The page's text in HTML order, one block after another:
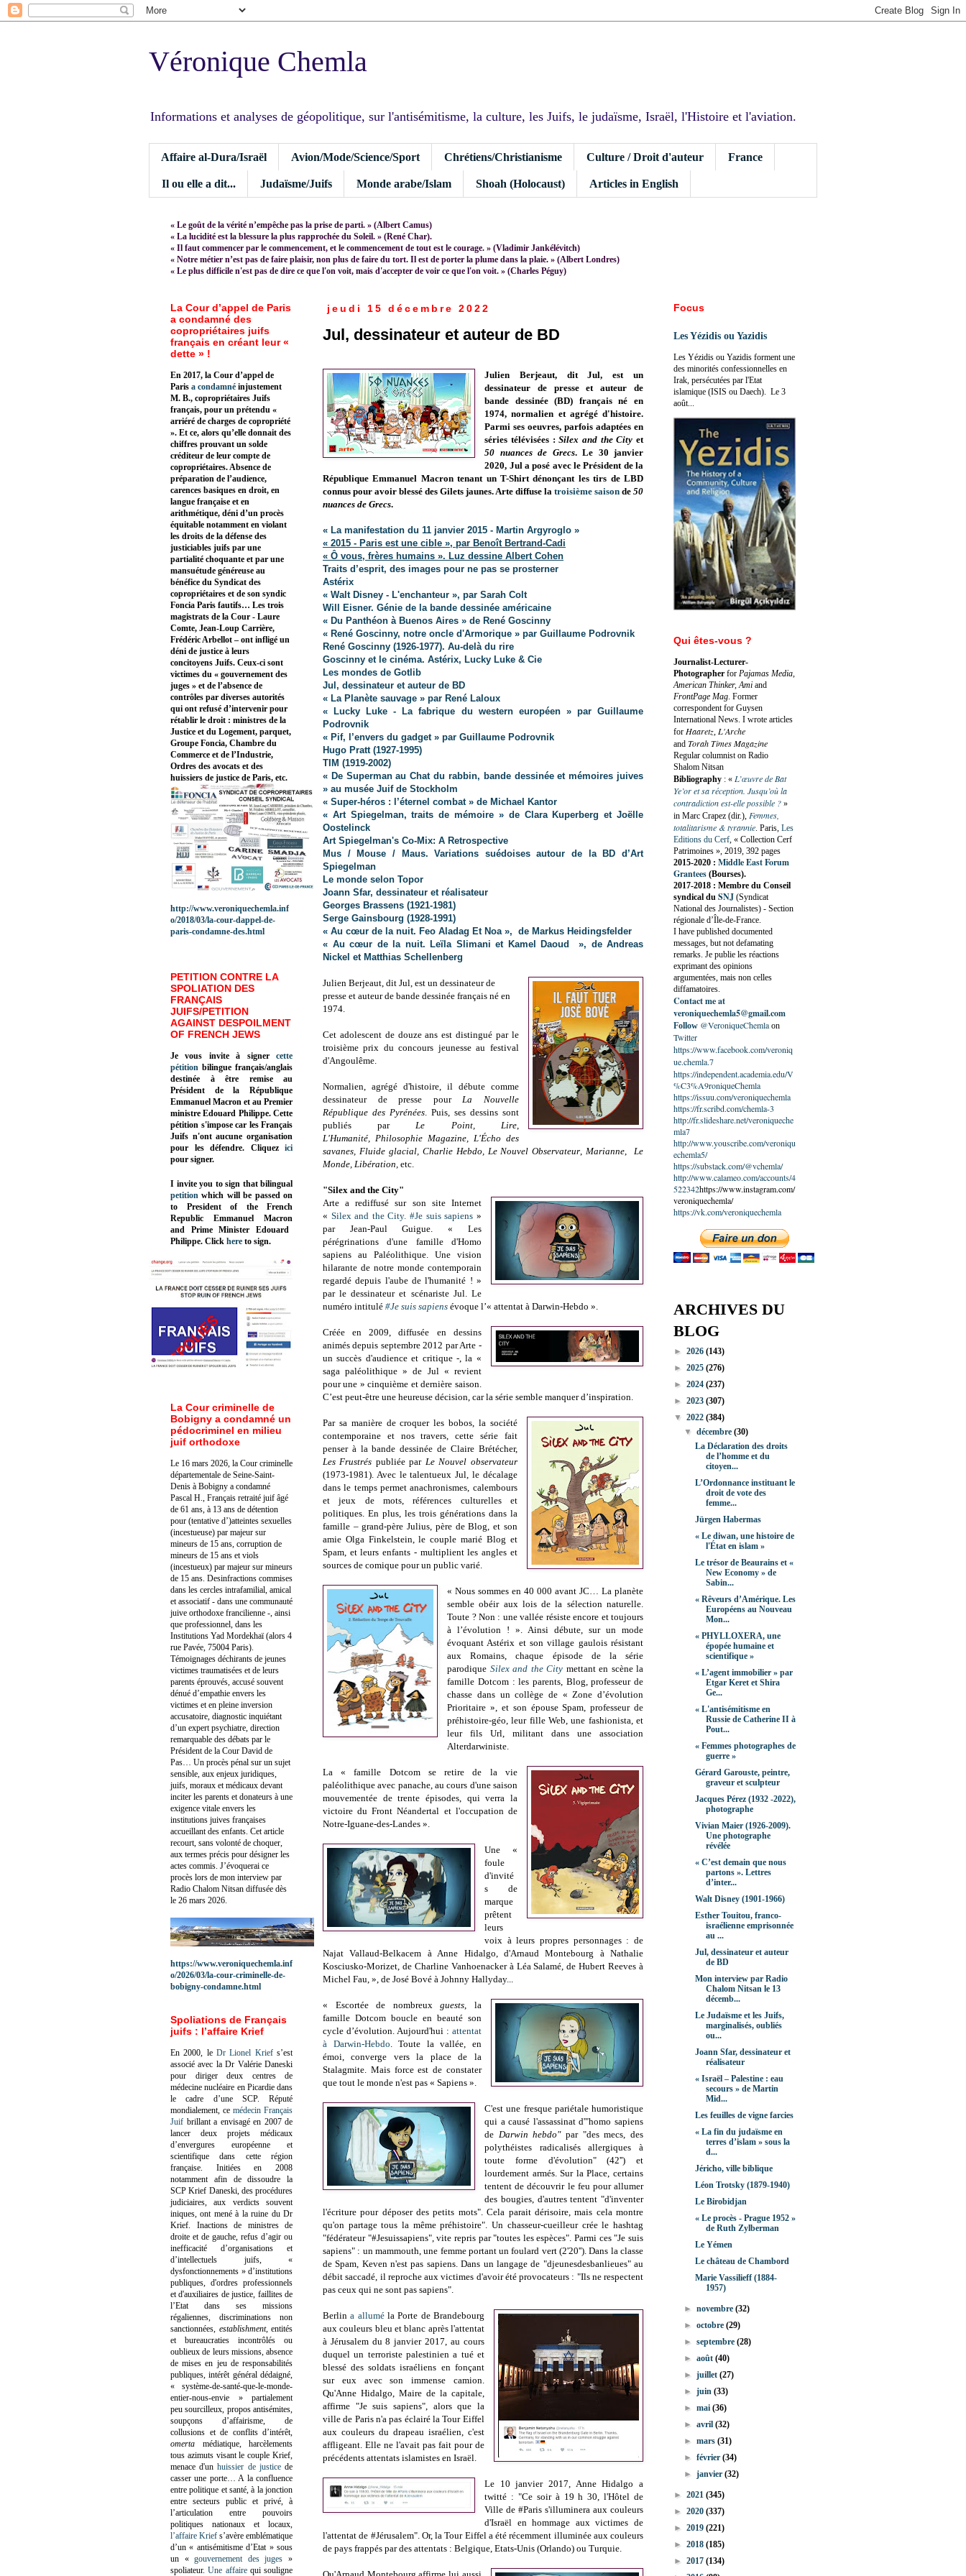
Véronique Chemla
Informations et analyses de géopolitique, sur l'antisémitisme, la culture, les Juifs, le judaïsme, Israël, l'Histoire et l'aviation.
Affaire al-Dura/Israël Avion/Mode/Science/Sport Chrétiens/Christianisme Culture / Droit d'auteur France
Il ou elle a dit... Judaïsme/Juifs Monde arabe/Islam Shoah (Holocaust) Articles in English
« Le goût de la vérité n’empêche pas la prise de parti. » (Albert Camus)
« La lucidité est la blessure la plus rapprochée du Soleil. » (René Char).
« Il faut commencer par le commencement, et le commencement de tout est le courage. » (Vladimir Jankélévitch)
« Notre métier n’est pas de faire plaisir, non plus de faire du tort. Il est de porter la plume dans la plaie. » (Albert Londres)
« Le plus difficile n'est pas de dire ce que l'on voit, mais d'accepter de voir ce que l'on voit. » (Charles Péguy)
jeudi 15 décembre 2022
Jul, dessinateur et auteur de BD
Julien Berjeaut, dit Jul, est un
dessinateur de presse et auteur de
bande dessinée (BD) français né en
1974, normalien et agrégé d'histoire.
Parmi ses oeuvres, parfois adaptées en
séries télévisées :Silex and the City et
50 nuances de Grecs. Le 30 janvier
2020, Jul a posé avec le Président de la
République Emmanuel Macron tenant un T-Shirt dénonçant les tirs de LBD
connus pour avoir blessé des Gilets jaunes. Arte diffuse la troisième saison de 50
nuances de Grecs.
« La manifestation du 11 janvier 2015 - Martin Argyroglo »
« 2015 - Paris est une cible », par Benoît Bertrand-Cadi
« Ô vous, frères humains ». Luz dessine Albert Cohen
Traits d’esprit, des images pour ne pas se prosterner
Astérix
« Walt Disney - L'enchanteur », par Sarah Colt
Will Eisner. Génie de la bande dessinée américaine
« Du Panthéon à Buenos Aires » de René Goscinny
« René Goscinny, notre oncle d'Armorique » par Guillaume Podrovnik
René Goscinny (1926-1977). Au-delà du rire
Goscinny et le cinéma. Astérix, Lucky Luke & Cie
Les mondes de Gotlib
Jul, dessinateur et auteur de BD
« La Planète sauvage » par René Laloux
« Lucky Luke - La fabrique du western européen » par Guillaume
Podrovnik
« Pif, l’envers du gadget » par Guillaume Podrovnik
Hugo Pratt (1927-1995)
TIM (1919-2002)
« De Superman au Chat du rabbin, bande dessinée et mémoires juives
» au musée Juif de Stockholm
« Super-héros : l’éternel combat » de Michael Kantor
« Art Spiegelman, traits de mémoire » de Clara Kuperberg et Joëlle
Oostelinck
Art Spiegelman's Co-Mix: A Retrospective
Mus / Mouse / Maus. Variations suédoises autour de la BD d’Art
Spiegelman
Le monde selon Topor
Joann Sfar, dessinateur et réalisateur
Georges Brassens (1921-1981)
Serge Gainsbourg (1928-1991)
« Au cœur de la nuit. Feo Aladag Et Noa », de Markus Heidingsfelder
« Au cœur de la nuit. Leïla Slimani et Kamel Daoud », de Andreas
Nickel et Matthias Schellenberg
Julien Berjeaut, dit Jul, est un dessinateur de
presse et auteur de bande dessinée français né en
1974.
Cet adolescent de douze ans est distingué par le
troisième prix du concours jeunesse au festival
d'Angoulême.
Normalien, agrégé d'histoire, il débute comme
dessinateur de presse pourLa Nouvelle
République des Pyrénées. Puis, ses dessins sont
publiés parLe Point, Lire,
L'Humanité, Philosophie Magazine, L'Écho des
savanes, Fluide glacial, Charlie Hebdo, Le Nouvel Observateur,Marianne,
Le
Monde, Libération, etc.
"Silex and the City"
Arte a rediffusé sur son site Internet
« Silex and the City. #Je suis sapiens »
par Jean-Paul Guigue. « Les
pérégrinations d'une famille d'Homo
sapiens au Paléolithique. Une vision
hilarante de notre monde contemporain
regardé depuis l'aube de l'humanité ! »
par le dessinateur et scénariste Jul. Le
numéro intitulé #Je suis sapiens évoque l’« attentat à Darwin-Hebdo ».
Créée en 2009, diffusée en dessins
animés depuis septembre 2012 par Arte -
un succès d'audience et critique -, la «
saga paléolithique » de Jul « revient
pour une » cinquième et dernière saison.
C’est peut-être une heureuse décision, car la série semble manquer d’inspiration.
Par sa manière de croquer les bobos, la société
contemporaine et nos travers, cette série fait
penser à la bande dessinée de Claire Brétécher,
Les Frustrés publiée par Le Nouvel observateur
(1973-1981). Avec le talentueux Jul, le décalage
dans le temps permet anachronismes, calembours
et jeux de mots, références culturelles et
politiques. En plus, les trois générations dans la
famille – grand-père Julius, père de Blog, et son
amie Olga Finkelstein, le couple marié Blog et
Spam, et leurs enfants - multiplient les angles et
sources de comique pour un public varié.
« Nous sommes en 40 000 avant JC… La planète
semble obéir aux lois de la sélection naturelle.
Toute ? Non : une vallée résiste encore et toujours
à l’évolution ! ». Ainsi débute, sur un mode
évoquant Astérix et son village gaulois résistant
aux Romains, chaque épisode de la série
parodique Silex and the City mettant en scène la
famille Dotcom : les parents, Blog, professeur de
chasse dans un collège de « Zone d’évolution
Prioritaire », et son épouse Spam, professeur de
préhistoire-géo, leur fille Web, une fashionista, et
leur fils Url, militant dans une association
Alterdarwiniste.
La « famille Dotcom se retire de la vie
paléolithique avec panache, au cours d'une saison
mouvementée de trente épisodes, qui verra la
victoire du Front Néandertal et l'occupation de
Notre-Iguane-des-Landes ».
Une «
foule
d'invité
s de
marque
prêtent
leurs
voix à leurs propres personnages : de
Najat Vallaud-Belkacem à Anne Hidalgo, d'Arnaud Montebourg à Nathalie
Kosciusko-Morizet, de Charline Vanhoenacker à Léa Salamé, de Hubert Reeves à
Michel Fau, », de José Bové à Johnny Hallyday...
« Escortée de nombreuxguests, la
famille Dotcom boucle en beauté son
cycle d’évolution. Aujourd'hui : attentat
à Darwin-Hebdo. Toute la vallée, en
émoi, converge vers la place de la
Stalagmite. Mais force est de constater
que tout le monde n'est pas « Sapiens ».
C'est une fresque pariétale humoristique
qui a causé l'assassinat d'"homo sapiens
de Darwin hebdo"par "des mecs, des
polythéistes radicalisés allergiques à
toute forme d'évolution" (42'') et
lourdement armés. Sur la Place, certains
tentent de découvrir le feu pour allumer
des bougies, d'autres tentent "d'inventer
l'écriture pour déposer des petits mots". Cela parait dérisoire, mais cela montre
qu'on partage tous la même préhistoire". Un chasseur-cueilleur crée le hashtag
"fédérateur "#Jesuissapiens", vite repris par "toutes les espèces". Parmi ces "Je suis
sapiens" : un mammouth, une femme portant un foulard vert (2'20''). Dans la classe
de Spam, Keven n'est pas sapiens. Dans un langage de "djeunesdesbanlieues" au
débit saccadé, il reproche aux victimes d'avoir été provocateurs : "Ils ne respectent
pas ceux qui ne sont pas sapiens".
Berlina alluméla Porte de Brandebourg
aux couleurs bleu et blanc après l'attentat
à Jérusalem du 8 janvier 2017, au cours
duquel un terroriste palestinien a tué et
blessé des soldats israéliens en fonçant
sur eux avec son immense camion.
Qu'Anne Hidalgo, Maire de la capitale,
affirme "Je suis sapiens", alors que la
ville de Paris n'a pas éclairé la Tour Eiffel
aux couleurs du drapeau israélien, c'est
affligeant. Elle ne l'avait pas fait pour de
précédents attentats islamistes en Israël.
Le 10 janvier 2017, Anne Hidalgo a
twitté : "Ce soir à 19 h 30, l'Hôtel de
Ville de #Paris s'illuminera aux couleurs
d'Israël en hommage aux victimes de
l'attentat de #Jérusalem". Or, la Tour Eiffel a été récemment illuminée aux couleurs
de pays frappés par des attentats : Belgique, Etats-Unis (Orlando) ou Turquie.
La Cour d’appel de Paris
a condamné des
copropriétaires juifs
français en créant leur «
dette » !
En 2017, la Cour d’appel de
Paris a condamné injustement
M. B., copropriétaires Juifs
français, pour un prétendu «
arriéré de charges de copropriété
». Et ce, alors qu’elle donnait des
chiffres prouvant un solde
créditeur de leur compte de
copropriétaires. Absence de
préparation de l’audience,
carences basiques en droit, en
langue française et en
arithmétique, déni d’un procès
équitable notamment en violant
les droits de la défense des
justiciables juifs par une
partialité choquante et par une
mansuétude généreuse au
bénéfice du Syndicat des
copropriétaires et de son syndic
Foncia Paris fautifs… Les trois
magistrats de la Cour - Laure
Comte, Jean-Loup Carrière,
Frédéric Arbellot – ont infligé un
déni de justice à leurs
concitoyens Juifs. Ceux-ci sont
victimes du « gouvernement des
juges » et de l’absence de
contrôles par diverses autorités
qui ont refusé d’intervenir pour
rétablir le droit : ministres de la
Justice et du Logement, parquet,
Groupe Foncia, Chambre du
Commerce et de l’Industrie,
Ordres des avocats et des
huissiers de justice de Paris, etc.
http://www.veroniquechemla.inf
o/2018/03/la-cour-dappel-de-
paris-condamne-des.html
PETITION CONTRE LA
SPOLIATION DES
FRANÇAIS
JUIFS/PETITION
AGAINST DESPOILMENT
OF FRENCH JEWS
Je vous invite à signer cette
pétition bilingue français/anglais
destinée à être remise au
Président de la République
Emmanuel Macron et au Premier
ministre Edouard Philippe. Cette
pétition s'impose car les Français
Juifs n'ont aucune organisation
pour les défendre. Cliquez
ici
pour signer.
I invite you to sign that bilingual
petition which will be passed on
to President of the French
Republic Emmanuel Macron
and Prime Minister Edouard
Philippe. Click here to sign.
La Cour criminelle de
Bobigny a condamné un
pédocriminel en milieu
juif orthodoxe
Le 16 mars 2026, la Cour criminelle
départementale de Seine-Saint-
Denis à Bobigny a condamné
Pascal H., Français retraité juif âgé
de 61 ans, à 13 ans de détention
pour (tentative d’)atteintes sexuelles
(incestueuse) par majeur sur
mineurs de 15 ans, corruption de
mineurs de 15 ans et viols
(incestueux) par majeur sur mineurs
de 15 ans. Desinfractions commises
dans les cercles intrafamilial, amical
et associatif - dans une communauté
juive orthodoxe francilienne -, ainsi
que professionnel, dans les
Institutions Yad Mordekhaï (alors 4
rue Pavée, 75004 Paris).
Témoignages déchirants de jeunes
victimes traumatisées et de leurs
parents éprouvés, accusé souvent
dénué d’empathie envers les
victimes et en pleine inversion
accusatoire, diagnostic inquiétant
d’un expert psychiatre, direction
remarquable des débats par le
Président de la Cour David de
Pas… Un procès pénal sur un sujet
sensible, aux enjeux juridiques,
juifs, moraux et médicaux devant
inciter les parents et donateurs à une
exigence vitale envers les
institutions juives françaises
accueillant des enfants. Cet article
recourt, sans volonté de choquer,
aux termes précis pour désigner les
actes commis. J’évoquerai ce
procès lors de mon interview par
Radio Chalom Nitsan diffusée dès
le 26 mars 2026.
https://www.veroniquechemla.inf
o/2026/03/la-cour-criminelle-de-
bobigny-condamne.html
Spoliations de Français
juifs : l’affaire Krief
En 2000, le Dr Lionel Kriefs’est
associé avec la Dr Valérie Daneski
pour diriger deux centres de
médecine nucléaire en Picardie dans
le cadre d’une SCP. Réputé
mondialement, ce médecin Français
Juif brillant a envisagé en 2007 de
lancer deux projets médicaux
d’envergures européenne et
scientifique dans cette région
française. Initiées en 2008
notamment afin de dissoudre la
SCP Krief Daneski, des procédures
judiciaires, aux verdicts souvent
iniques, ont mené à la ruine du Dr
Krief. Inactions de ministres de
droite et de gauche, refus d’agir ou
inefficacité d’organisations et
d’intellectuels juifs, «
dysfonctionnements » d’institutions
publiques, d'ordres professionnels
et d'auxiliaires de justice, faillites de
l’Etat dans ses missions
régaliennes, discriminations non
sanctionnées, establishment, entités
et bureaucraties incontrôlés ou
oublieux de leurs missions, absence
de mises en jeu de responsabilités
publiques, intérêt général dédaigné,
« système-de-santé-que-le-monde-
entier-nous-envie » partialement
peu sourcilleux, propos antisémites,
soupçons d’affairisme, de
collusions et de conflits d’intérêt,
omerta médiatique, harcèlements
tous azimuts visant le couple Krief,
menace d'unhuissier de justicede
casser une porte… A la confluence
entre politique et santé, à la jonction
entre secteurs public et privé, à
l’articulation entre pouvoirs
politiques nationaux et locaux,
l’affaire Krief s’avère emblématique
d’un « antisémitisme d’Etat » sous
un «gouvernement des juges »
spoliateur.Une affairequi souligne
Focus
Les Yézidis ou Yazidis
Les Yézidis ou Yazidis forment une
des minorités confessionnelles en
Irak, persécutées par l'Etat
islamique (ISIS ou Daech). Le 3
août...
Qui êtes-vous ?
Journalist-Lecturer-
Photographer for Pajamas Media,
American Thinker, Ami and
FrontPage Mag. Former
correspondent for Guysen
International News. I wrote articles
for Haaretz, L'Arche
and Torah Times Magazine
Regular columnist on Radio
Shalom Nitsan
Bibliography : « L’œuvre de Bat
Ye’or et sa réception. Jusqu’où la
contradiction est-elle possible ? »
in Marc Crapez (dir.), Femmes,
totalitarisme & tyrannie. Paris, Les
Editions du Cerf, « Collection Cerf
Patrimoines », 2019, 392 pages
2015-2020 : Middle East Forum
Grantees (Bourses).
2017-2018 : Membre du Conseil
syndical du SNJ (Syndicat
National des Journalistes) - Section
régionale d’Île-de-France.
I have published documented
messages, but not defamating
remarks. Je publie les réactions
exprimant des opinions
argumentées, mais non celles
diffamatoires.
Contact me at
veroniquechemla5@gmail.com
Follow @VeroniqueChemlaon
Twitter
https://www.facebook.com/veroniq
ue.chemla.7
https://independent.academia.edu/V
%C3%A9roniqueChemla
https://issuu.com/veroniquechemla
https://fr.scribd.com/chemla-3
http://fr.slideshare.net/veroniqueche
mla7
http://www.youscribe.com/veroniqu
echemla5/
https://substack.com/@vchemla/
http://www.calameo.com/accounts/4
522342https://www.instagram.com/
veroniquechemla/
https://vk.com/veroniquechemla
ARCHIVES DU
BLOG
► 2026 (143)
► 2025 (276)
► 2024 (237)
► 2023 (307)
▼ 2022 (384)
▼décembre(30)
La Déclaration des droits
de l’homme et du
citoyen...
L’Ordonnance instituant le
droit de vote des
femme...
Jürgen Habermas
« Le diwan, une histoire de
l'État en islam »
Le trésor de Beaurains et «
New Economy » de
Sabin...
« Rêveurs d’Amérique. Les
Européens au Nouveau
Mon...
« PHYLLOXERA, une
épopée humaine et
scientifique »
« L’agent immobilier » par
Etgar Keret et Shira
Ge...
« L'antisémitisme en
Russie de Catherine II à
Pout...
« Femmes photographes de
guerre »
Gérard Garouste, peintre,
graveur et sculpteur
Jacques Pérez (1932 -2022),
photographe
Vivian Maier (1926-2009).
Une photographe
révélée
« C’est demain que nous
partons ». Lettres
d’inter...
Walt Disney (1901-1966)
Esther Touitou, franco-
israélienne emprisonnée
au ...
Jul, dessinateur et auteur
de BD
Mon interview par Radio
Chalom Nitsan le 13
décemb...
Le Judaïsme et les Juifs,
marginalisés, oubliés
ou...
Joann Sfar, dessinateur et
réalisateur
« Israël – Palestine : eau
secours » de Martin
Mid...
Les feuilles de vigne farcies
« La fin du judaïsme en
terres d’islam » sous la
d...
Jéricho, ville biblique
Léon Trotsky (1879-1940)
Le Birobidjan
« Le procès - Prague 1952 »
de Ruth Zylberman
Le Yémen
Le château de Chambord
Marie Vassilieff (1884-
1957)
►novembre(32)
►octobre(29)
►septembre(28)
►août(40)
►juillet(27)
►juin(33)
►mai(36)
►avril(32)
►mars(31)
►février(34)
►janvier(32)
► 2021 (345)
► 2020 (337)
► 2019 (221)
► 2018 (185)
► 2017 (134)